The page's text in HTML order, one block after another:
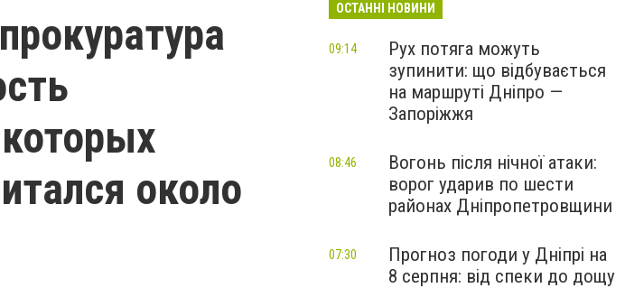
около
ОСТАННІ НОВИНИ
Рух потяга можуть
зупинити: що відбувається
на маршруті Дніпро —
Запоріжжя
09:14
Вогонь після нічної атаки:
ворог ударив по шести
районах Дніпропетровщини
08:46
Прогноз погоди у Дніпрі на
8 серпня: від спеки до дощу
07:30